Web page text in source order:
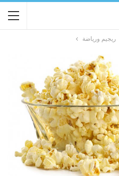
ريجيم ورياضة